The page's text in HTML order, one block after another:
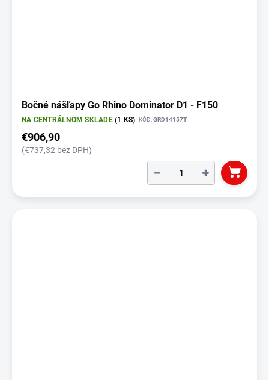
Bočné nášľapy Go Rhino Dominator D1 - F150
NA CENTRÁLNOM SKLADE(1 KS) KÓD:GRD14157T
€906,90
(€737,32 bez DPH)
+
−